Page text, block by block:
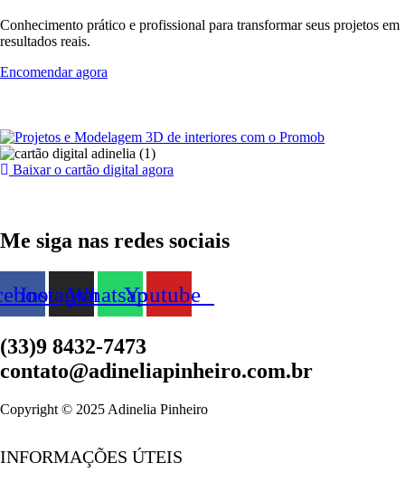
Conhecimento prático e profissional para transformar seus projetos em
resultados reais.
Encomendar agora
Baixar o cartão digital agora
Me siga nas redes sociais
InstagramWhatsappYoutube
(33)9 8432-7473
contato@adineliapinheiro.com.br
Copyright © 2025 Adinelia Pinheiro
INFORMAÇÕES ÚTEIS